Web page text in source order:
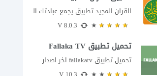
القران المجيد تطبيق يجمع عبادتك اليومية في مكان واحد إذا كنت تبحث عن تطبيق...
تحميل تطبيق Fallaka TV
تحميل تطبيق fallakatv اخر اصدار